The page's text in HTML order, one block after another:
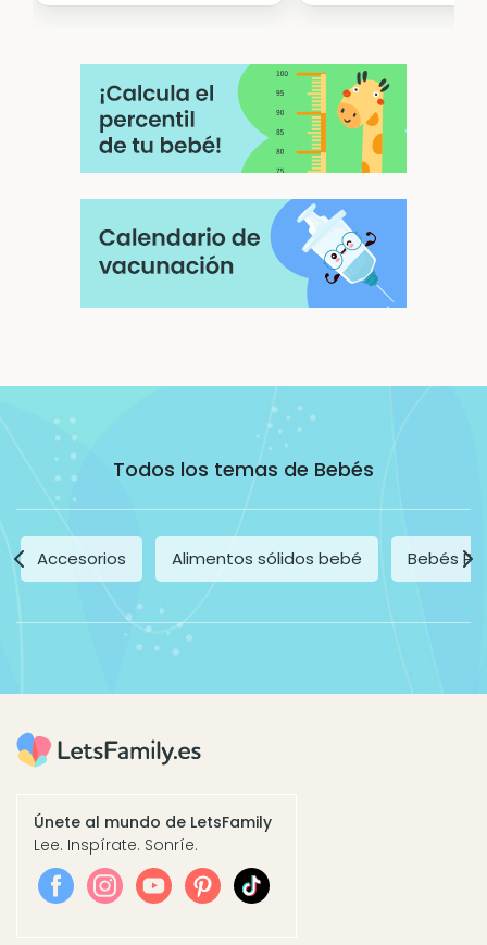
Todos los temas de Bebés
Accesorios Alimentos sólidos bebé Bebés
Únete al mundo de LetsFamily
Lee. Inspírate. Sonríe.